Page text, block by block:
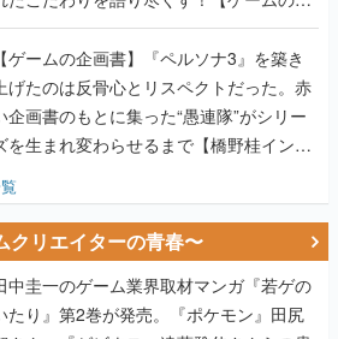
書】
【ゲームの企画書】『ペルソナ3』を築き
上げたのは反骨心とリスペクトだった。赤
企画書のもとに集った“愚連隊”がシリー
を生まれ変わらせるまで【橋野桂インタ
クリエイターの青春〜
中圭一のゲーム業界取材マンガ『若ゲの
たり』第2巻が発売。『ポケモン』田尻